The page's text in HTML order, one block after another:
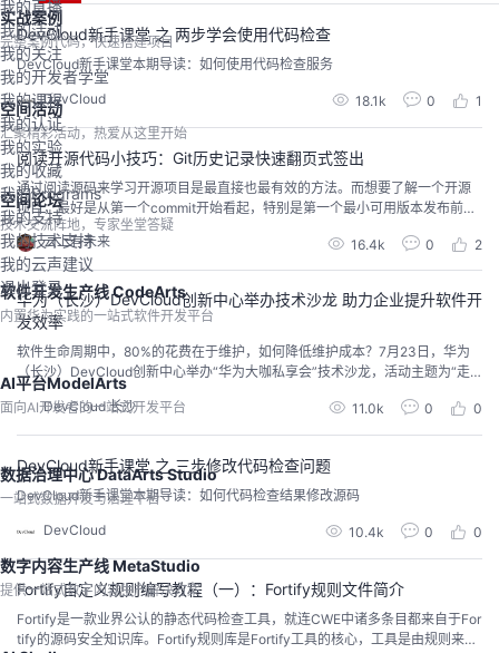
实战案例
完整案例代码，快速搭建项目
空间活动
汇聚精彩活动，热爱从这里开始
空间论坛
技术交流阵地，专家坐堂答疑
软件开发生产线 CodeArts
内置华为实践的一站式软件开发平台
AI平台ModelArts
面向AI开发者的一站式开发平台
数据治理中心 DataArts Studio
一站式数据开发与治理平台
数字内容生产线 MetaStudio
提供一站式数字内容生产解决方案
我的直播
我的活动
我的关注
我的开发者学堂
我的课程
我的认证
我的实验
我的收藏
我的Programs
我的支持
我的技术支持
我的云声建议
退出登录
DevCloud新手课堂 之 两步学会使用代码检查
DevCloud新手课堂本期导读：如何使用代码检查服务
DevCloud 18.1k 0 1
阅读开源代码小技巧：Git历史记录快速翻页式签出
通过阅读源码来学习开源项目是最直接也最有效的方法。而想要了解一个开源
项目，最好是从第一个commit开始看起，特别是第一个最小可用版本发布前的
commits，通过阅读对每一次commit提交源码，能够最直接的理解作者的设计
思路和开发过程中的思考。
云上有未来 16.4k 0 2
华为（长沙）DevCloud创新中心举办技术沙龙 助力企业提升软件开
发效率
软件生命周期中，80%的花费在于维护，如何降低维护成本？7月23日，华为
（长沙）DevCloud创新中心举办“华为大咖私享会”技术沙龙，活动主题为“走
入代码检查的世界——理念与实践”,帮助企业开发更高效。
DevCloud 长沙
11.0k 0 0
DevCloud新手课堂 之 三步修改代码检查问题
DevCloud新手课堂本期导读：如何代码检查结果修改源码
DevCloud 10.4k 0 0
Fortify自定义规则编写教程（一）：Fortify规则文件简介
Fortify是一款业界公认的静态代码检查工具，就连CWE中诸多条目都来自于For
tify的源码安全知识库。Fortify规则库是Fortify工具的核心，工具是由规则来驱